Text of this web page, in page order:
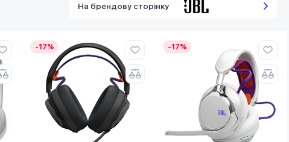
На брендову сторінку
-17% -17%